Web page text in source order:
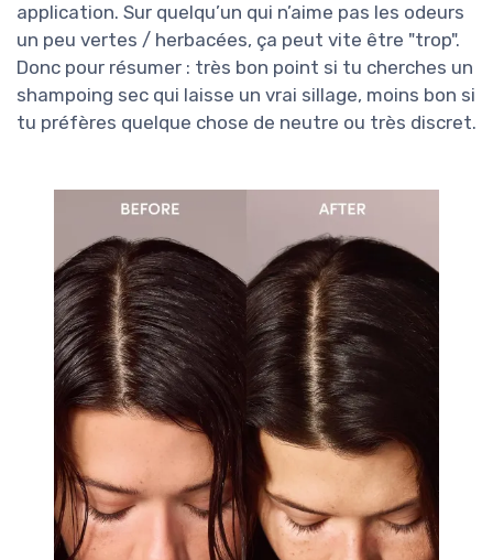
application. Sur quelqu’un qui n’aime pas les odeurs
un peu vertes / herbacées, ça peut vite être "trop".
Donc pour résumer : très bon point si tu cherches un
shampoing sec qui laisse un vrai sillage, moins bon si
tu préfères quelque chose de neutre ou très discret.